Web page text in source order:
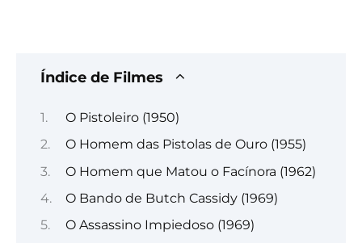
Índice de Filmes
O Pistoleiro (1950)
O Homem das Pistolas de Ouro (1955)
O Homem que Matou o Facínora (1962)
O Bando de Butch Cassidy (1969)
O Assassino Impiedoso (1969)